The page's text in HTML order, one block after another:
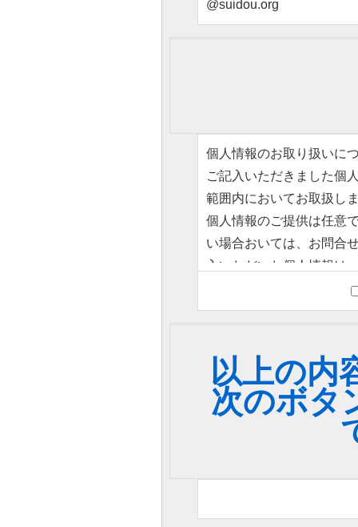
@suidou.org
個人情報のお取り扱いに
ご記入いただきました個
範囲内においてお取扱し
個人情報のご提供は任意
い場合おいては、お問合
入いただいた個人情報は
に第三者（当社業務委託
個人情報の開示・訂正・
除・利用停止等消去・第
問合せはサイト掲載の受
送信することでプライバ
以上の内
次のボタ